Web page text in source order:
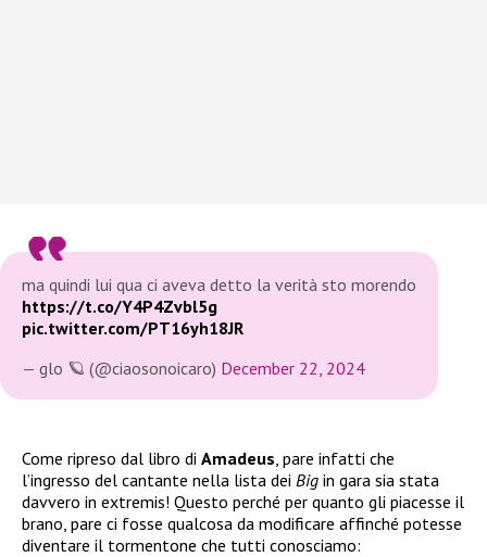
ma quindi lui qua ci aveva detto la verità sto morendo
https://t.co/Y4P4Zvbl5g
pic.twitter.com/PT16yh18JR
— glo 🪐 (@ciaosonoicaro) December 22, 2024
Come ripreso dal libro di Amadeus , pare infatti che
l’ingresso del cantante nella lista dei Big in gara sia stata
davvero in extremis! Questo perché per quanto gli piacesse il
brano, pare ci fosse qualcosa da modificare affinché potesse
diventare il tormentone che tutti conosciamo: